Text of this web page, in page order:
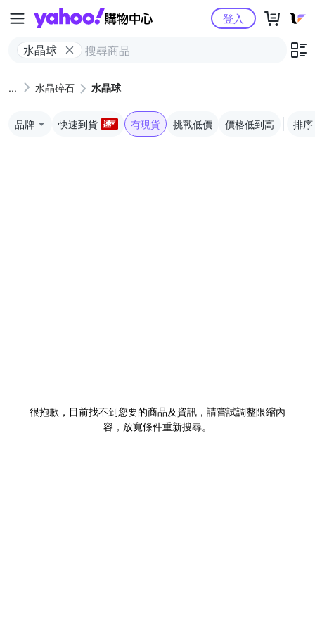
Yahoo購物中心
水晶球
登入
水晶碎石 水晶球
品牌 快速到貨 有現貨 挑戰低價 價格低到高 排序
很抱歉，目前找不到您要的商品及資訊，請嘗試調整限縮內
容，放寬條件重新搜尋。